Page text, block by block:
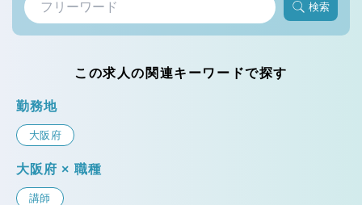
検索
この求人の関連キーワードで探す
勤務地
大阪府
大阪府 × 職種
講師